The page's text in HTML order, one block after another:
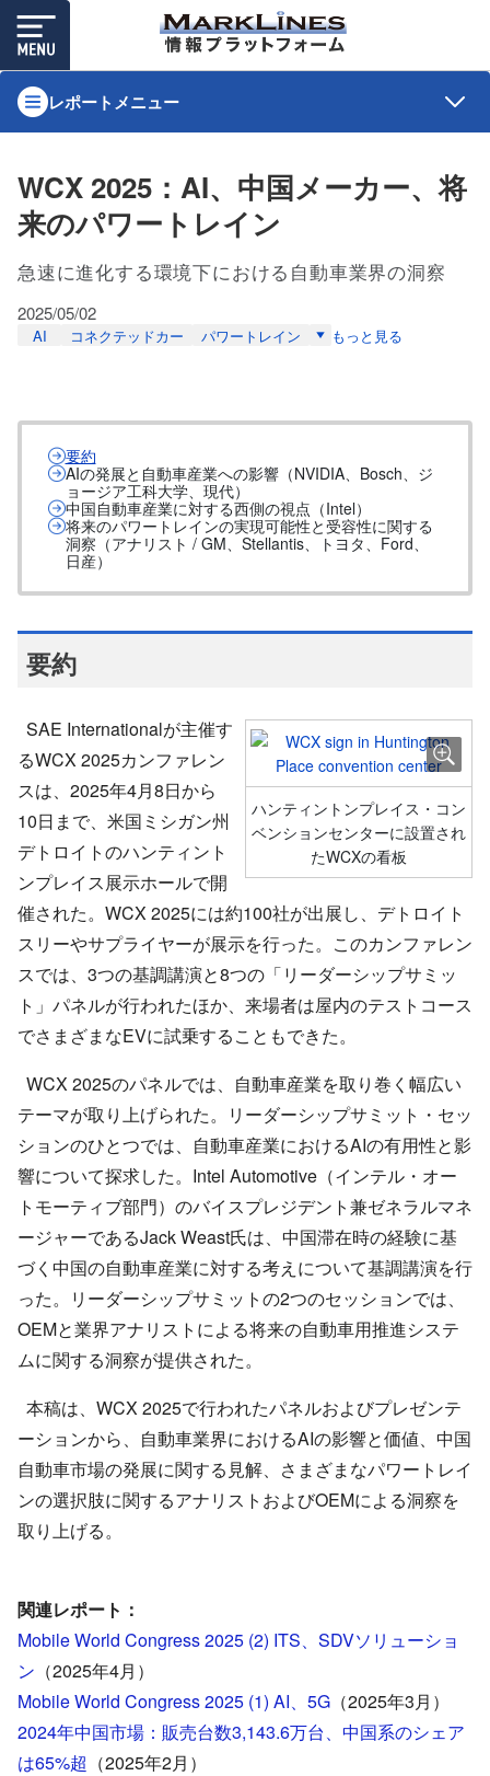
レポートメニュー
WCX 2025：AI、中国メーカー、将
来のパワートレイン
急速に進化する環境下における自動車業界の洞察
2025/05/02
AI コネクテッドカー パワートレイン もっと見る
要約
AIの発展と自動車産業への影響（NVIDIA、Bosch、ジ
ョージア工科大学、現代）
中国自動車産業に対する西側の視点（Intel）
将来のパワートレインの実現可能性と受容性に関する
洞察（アナリスト / GM、Stellantis、トヨタ、Ford、
日産）
要約
ハンティントンプレイス・コン
ベンションセンターに設置され
たWCXの看板
SAE Internationalが主催す
るWCX 2025カンファレン
スは、2025年4月8日から
10日まで、米国ミシガン州
デトロイトのハンティント
ンプレイス展示ホールで開
催された。WCX 2025には約100社が出展し、デトロイト
スリーやサプライヤーが展示を行った。このカンファレン
スでは、3つの基調講演と8つの「リーダーシップサミッ
ト」パネルが行われたほか、来場者は屋内のテストコース
でさまざまなEVに試乗することもできた。
WCX 2025のパネルでは、自動車産業を取り巻く幅広い
テーマが取り上げられた。リーダーシップサミット・セッ
ションのひとつでは、自動車産業におけるAIの有用性と影
響について探求した。Intel Automotive（インテル・オー
トモーティブ部門）のバイスプレジデント兼ゼネラルマネ
ージャーであるJack Weast氏は、中国滞在時の経験に基
づく中国の自動車産業に対する考えについて基調講演を行
った。リーダーシップサミットの2つのセッションでは、
OEMと業界アナリストによる将来の自動車用推進システ
ムに関する洞察が提供された。
本稿は、WCX 2025で行われたパネルおよびプレゼンテ
ーションから、自動車業界におけるAIの影響と価値、中国
自動車市場の発展に関する見解、さまざまなパワートレイ
ンの選択肢に関するアナリストおよびOEMによる洞察を
取り上げる。
関連レポート：
Mobile World Congress 2025 (2) ITS、SDVソリューショ
ン （2025年4月）
Mobile World Congress 2025 (1) AI、5G （2025年3月）
2024年中国市場：販売台数3,143.6万台、中国系のシェア
は65%超 （2025年2月）